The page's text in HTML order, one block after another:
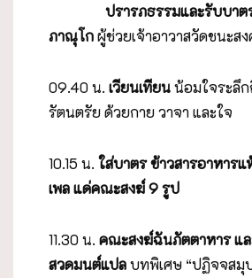
ปรารภธรรมและรับบาต
ภาณุโกผู้ช่วยเจ้าอาวาสวัดชนะส
09.40 น. เวียนเทียนน้อมใจระลึ
รัตนตรัย ด้วยกาย วาจา และใจ
10.15 น. ใส่บาตร ข้าวสารอาหาร
เพลแด่คณะสงฆ์9 รูป
11.30 น. คณะสงฆ์ฉันภัตตาหาร แ
สวดมนต์แปลบทพิเศษ “ปฏิจจสมุ